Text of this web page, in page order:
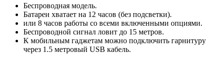
Беспроводная модель.
Батареи хватает на 12 часов (без подсветки).
или 8 часов работы со всеми включенными опциями.
Беспроводной сигнал ловит до 15 метров.
К мобильным гаджетам можно подключить гарнитуру
через 1.5 метровый USB кабель.